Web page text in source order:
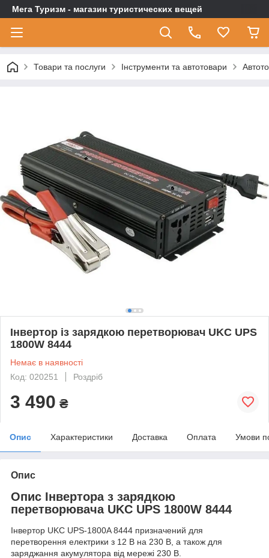
Мега Туризм - магазин туристических вещей
Товари та послуги Інструменти та автотовари
Інвертор із зарядкою перетворювач UKC UPS
1800W 8444
Немає в наявності
Код: 020251
Роздріб
3 490 ₴
Опис Характеристики Доставка Оплата Умови
Опис
Опис Інвертора з зарядкою
перетворювача UKC UPS 1800W 8444
Інвертор UKC UPS-1800A 8444 призначений для
перетворення електрики з 12 В на 230 В, а також для
заряджання акумулятора від мережі 230 В.